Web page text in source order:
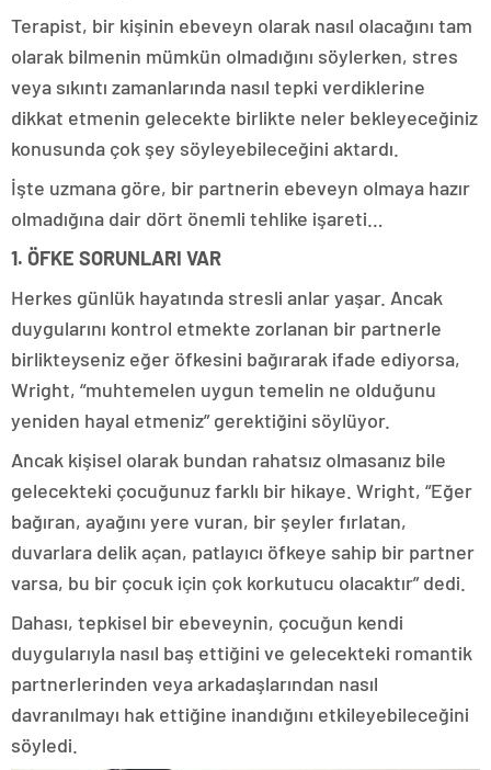
Terapist, bir kişinin ebeveyn olarak nasıl olacağını tam
olarak bilmenin mümkün olmadığını söylerken, stres
veya sıkıntı zamanlarında nasıl tepki verdiklerine
dikkat etmenin gelecekte birlikte neler bekleyeceğiniz
konusunda çok şey söyleyebileceğini aktardı.
İşte uzmana göre, bir partnerin ebeveyn olmaya hazır
olmadığına dair dört önemli tehlike işareti…
1. ÖFKE SORUNLARI VAR
Herkes günlük hayatında stresli anlar yaşar. Ancak
duygularını kontrol etmekte zorlanan bir partnerle
birlikteyseniz eğer öfkesini bağırarak ifade ediyorsa,
Wright, “muhtemelen uygun temelin ne olduğunu
yeniden hayal etmeniz” gerektiğini söylüyor.
Ancak kişisel olarak bundan rahatsız olmasanız bile
gelecekteki çocuğunuz farklı bir hikaye. Wright, “Eğer
bağıran, ayağını yere vuran, bir şeyler fırlatan,
duvarlara delik açan, patlayıcı öfkeye sahip bir partner
varsa, bu bir çocuk için çok korkutucu olacaktır” dedi.
Dahası, tepkisel bir ebeveynin, çocuğun kendi
duygularıyla nasıl baş ettiğini ve gelecekteki romantik
partnerlerinden veya arkadaşlarından nasıl
davranılmayı hak ettiğine inandığını etkileyebileceğini
söyledi.